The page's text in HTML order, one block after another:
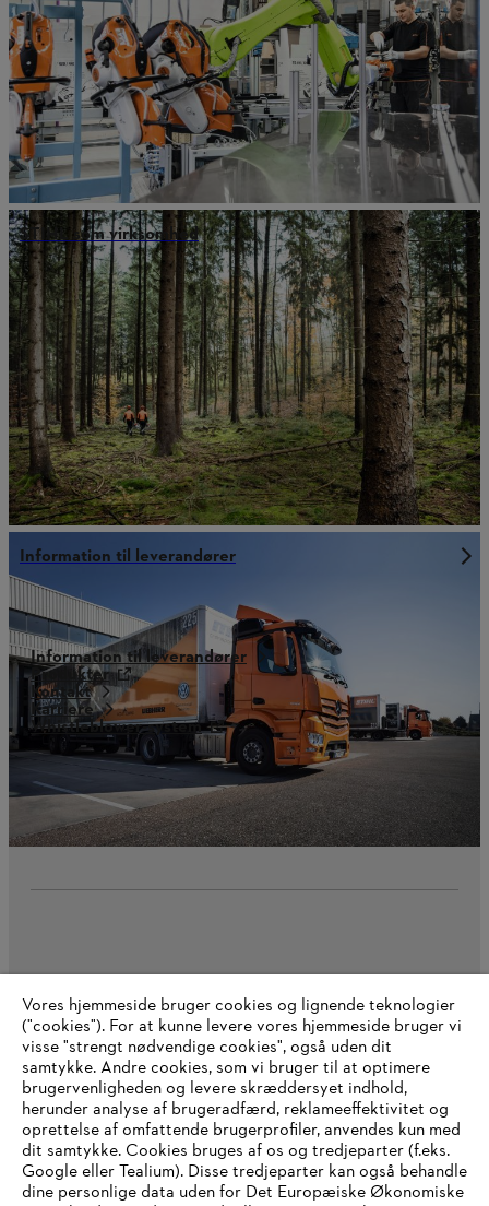
STIHL som virksomhed
Information til leverandører
Information til leverandører
Produkter
Kontakt
Karriere
Whistleblower-system
AftrykPrivatlivspolitikInformation om cookies
ANDREAS STIHL AG & Co. KG ©2023
Vores hjemmeside bruger cookies og lignende teknologier
("cookies"). For at kunne levere vores hjemmeside bruger vi
visse "strengt nødvendige cookies", også uden dit
samtykke. Andre cookies, som vi bruger til at optimere
brugervenligheden og levere skræddersyet indhold,
herunder analyse af brugeradfærd, reklameeffektivitet og
oprettelse af omfattende brugerprofiler, anvendes kun med
dit samtykke. Cookies bruges af os og tredjeparter (f.eks.
Google eller Tealium). Disse tredjeparter kan også behandle
dine personlige data uden for Det Europæiske Økonomiske